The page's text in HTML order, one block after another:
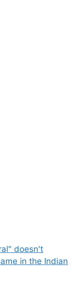
doesn't
in the Indian